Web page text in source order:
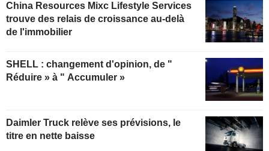
China Resources Mixc Lifestyle Services
trouve des relais de croissance au-delà
de l'immobilier
SHELL : changement d'opinion, de "
Réduire » à " Accumuler »
Daimler Truck relève ses prévisions, le
titre en nette baisse